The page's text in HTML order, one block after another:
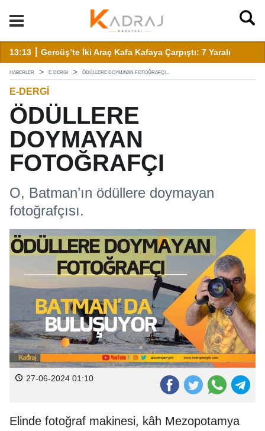
13:13 ┋ Gercüş’te İki Araç Kafa Kafaya Çarpıştı: 7 Yaralı
HABERLER E-DERGI ÖDÜLLERE DOYMAYAN FOTOĞRAFÇI...
E-DERGI
ÖDÜLLERE
DOYMAYAN
FOTOĞRAFÇI
O, Batman’ın ödüllere doymayan
fotoğrafçısı.
27-06-2024 01:10
Elinde fotoğraf makinesi, kâh Mezopotamya